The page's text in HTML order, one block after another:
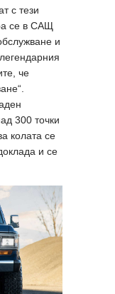
с тези
се в САЩ
и
че
300 точки
колата се
и се